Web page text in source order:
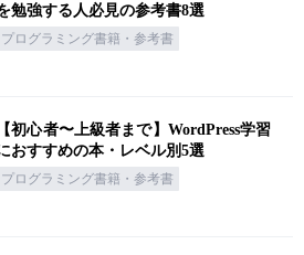
勉強する人必見の参考書8選
プログラミング書籍・参考書
【初心者〜上級者まで】WordPress学習
おすすめの本・レベル別5選
プログラミング書籍・参考書